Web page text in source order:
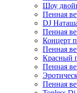
Шоу
Пенная
DJ
Пенная
Концерт
Пенная
Красный
Пенная
Пенная